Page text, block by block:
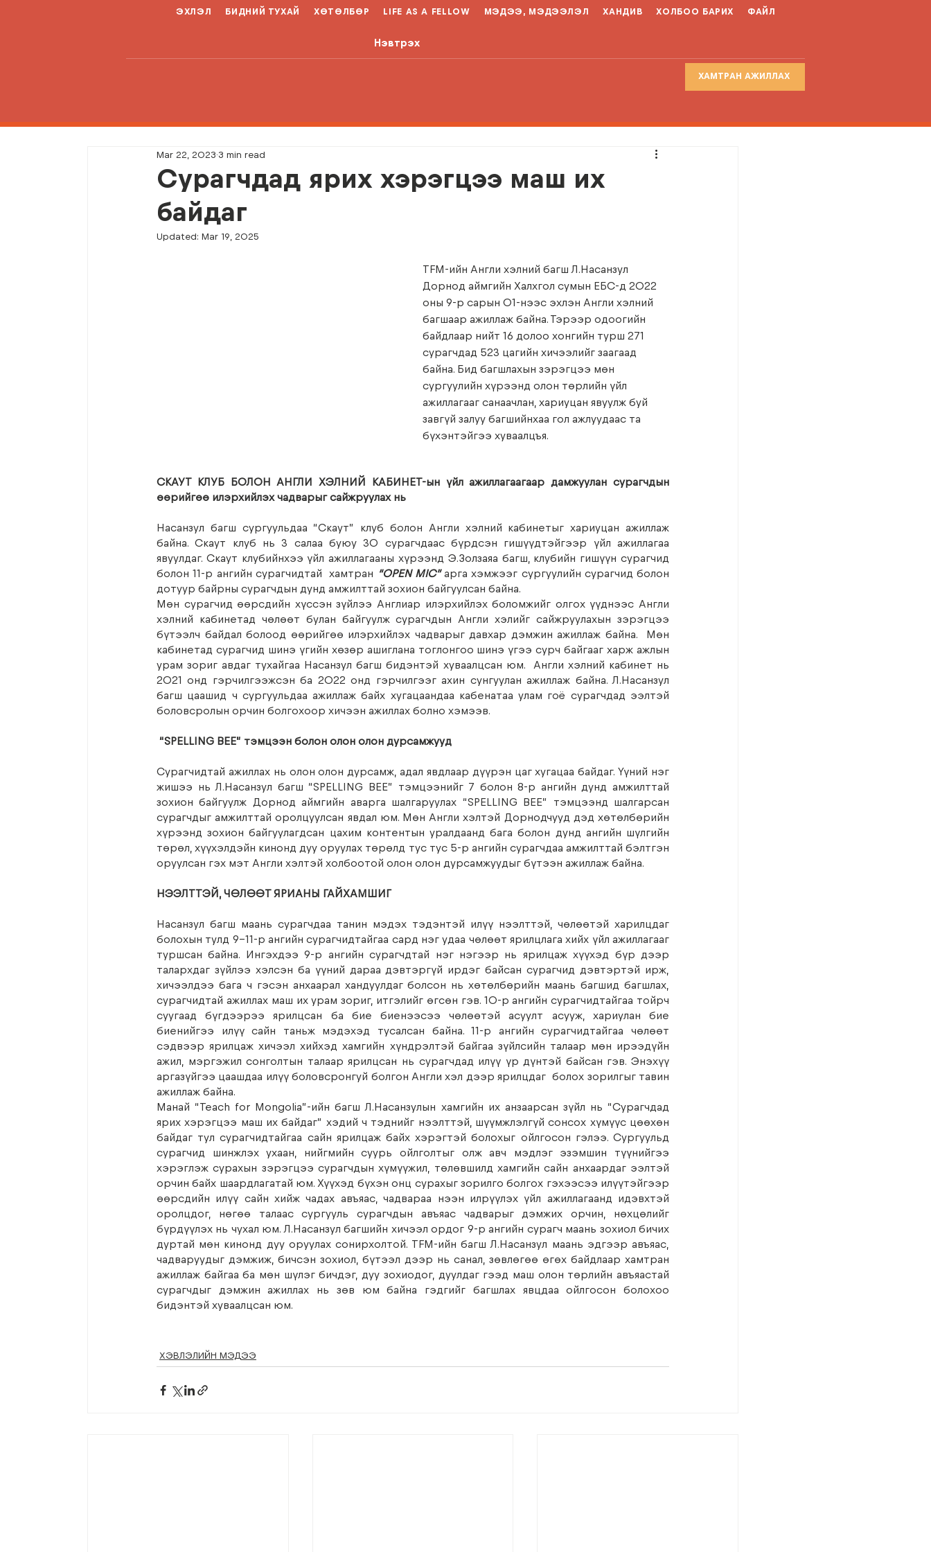
ЭХЛЭЛ БИДНИЙ ТУХАЙ ХӨТӨЛБӨР LIFE AS A FELLOW МЭДЭЭ, МЭДЭЭЛЭЛ ХАНДИВ ХОЛБОО БАРИХ ФАЙЛ
Нэвтрэх
ХАМТРАН АЖИЛЛАХ
Сурагчдад ярих хэрэгцээ маш их
байдаг
Mar 22, 2023 3 min read
Updated: Mar 19, 2025
TFM-ийн Англи хэлний багш Л.Насанзул
Дорнод аймгийн Халхгол сумын ЕБС-д 2022
оны 9-р сарын 01-нээс эхлэн Англи хэлний
багшаар ажиллаж байна. Тэрээр одоогийн
байдлаар нийт 16 долоо хонгийн турш 271
сурагчдад 523 цагийн хичээлийг заагаад
байна. Бид багшлахын зэрэгцээ мөн
сургуулийн хүрээнд олон төрлийн үйл
ажиллагааг санаачлан, хариуцан явуулж буй
завгүй залуу багшийнхаа гол ажлуудаас та
бүхэнтэйгээ хуваалцъя.
СКАУТ КЛУБ БОЛОН АНГЛИ ХЭЛНИЙ КАБИНЕТ-ын үйл ажиллагаагаар дамжуулан сурагчдын
өөрийгөө илэрхийлэх чадварыг сайжруулах нь
Насанзул багш сургуульдаа “Скаут” клуб болон Англи хэлний кабинетыг хариуцан ажиллаж
байна. Скаут клуб нь 3 салаа буюу 30 сурагчдаас бүрдсэн гишүүдтэйгээр үйл ажиллагаа
явуулдаг. Скаут клубийнхээ үйл ажиллагааны хүрээнд Э.Золзаяа багш, клубийн гишүүн сурагчид
болон 11-р ангийн сурагчидтай  хамтран “OPEN MIC” арга хэмжээг сургуулийн сурагчид болон
дотуур байрны сурагчдын дунд амжилттай зохион байгуулсан байна.
Мөн сурагчид өөрсдийн хүссэн зүйлээ Англиар илэрхийлэх боломжийг олгох үүднээс Англи
хэлний кабинетад чөлөөт булан байгуулж сурагчдын Англи хэлийг сайжруулахын зэрэгцээ
бүтээлч байдал болоод өөрийгөө илэрхийлэх чадварыг давхар дэмжин ажиллаж байна.  Мөн
кабинетад сурагчид шинэ үгийн хөзөр ашиглана тоглонгоо шинэ үгээ сурч байгааг харж ажлын
урам зориг авдаг тухайгаа Насанзул багш бидэнтэй хуваалцсан юм.  Англи хэлний кабинет нь
2021 онд гэрчилгээжсэн ба 2022 онд гэрчилгээг ахин сунгуулан ажиллаж байна. Л.Насанзул
багш цаашид ч сургуульдаа ажиллаж байх хугацаандаа кабенатаа улам гоё сурагчдад ээлтэй
боловсролын орчин болгохоор хичээн ажиллах болно хэмээв.
“SPELLING BEE” тэмцээн болон олон олон дурсамжууд
Сурагчидтай ажиллах нь олон олон дурсамж, адал явдлаар дүүрэн цаг хугацаа байдаг. Үүний нэг
жишээ нь Л.Насанзул багш “SPELLING BEE” тэмцээнийг 7 болон 8-р ангийн дунд амжилттай
зохион байгуулж Дорнод аймгийн аварга шалгаруулах “SPELLING BEE” тэмцээнд шалгарсан
сурагчдыг амжилттай оролцуулсан явдал юм. Мөн Англи хэлтэй Дорнодчууд дэд хөтөлбөрийн
хүрээнд зохион байгуулагдсан цахим контентын уралдаанд бага болон дунд ангийн шүлгийн
төрөл, хүүхэлдэйн кинонд дуу оруулах төрөлд тус тус 5-р ангийн сурагчдаа амжилттай бэлтгэн
оруулсан гэх мэт Англи хэлтэй холбоотой олон олон дурсамжуудыг бүтээн ажиллаж байна.
НЭЭЛТТЭЙ, ЧӨЛӨӨТ ЯРИАНЫ ГАЙХАМШИГ
Насанзул багш маань сурагчдаа танин мэдэх тэдэнтэй илүү нээлттэй, чөлөөтэй харилцдаг
болохын тулд 9-11-р ангийн сурагчидтайгаа сард нэг удаа чөлөөт ярилцлага хийх үйл ажиллагааг
туршсан байна. Ингэхдээ 9-р ангийн сурагчдтай нэг нэгээр нь ярилцаж хүүхэд бүр дээр
талархдаг зүйлээ хэлсэн ба үүний дараа дэвтэргүй ирдэг байсан сурагчид дэвтэртэй ирж,
хичээлдээ бага ч гэсэн анхаарал хандуулдаг болсон нь хөтөлбөрийн маань багшид багшлах,
сурагчидтай ажиллах маш их урам зориг, итгэлийг өгсөн гэв. 10-р ангийн сурагчидтайгаа тойрч
суугаад бүгдээрээ ярилцсан ба бие биенээсээ чөлөөтэй асуулт асууж, хариулан бие
биенийгээ илүү сайн таньж мэдэхэд тусалсан байна. 11-р ангийн сурагчидтайгаа чөлөөт
сэдвээр ярилцаж хичээл хийхэд хамгийн хүндрэлтэй байгаа зүйлсийн талаар мөн ирээдүйн
ажил, мэргэжил сонголтын талаар ярилцсан нь сурагчдад илүү үр дүнтэй байсан гэв. Энэхүү
аргазүйгээ цаашдаа илүү боловсронгуй болгон Англи хэл дээр ярилцдаг  болох зорилгыг тавин
ажиллаж байна.
Манай “Teach for Mongolia”-ийн багш Л.Насанзулын хамгийн их анзаарсан зүйл нь “Сурагчдад
ярих хэрэгцээ маш их байдаг” хэдий ч тэднийг нээлттэй, шүүмжлэлгүй сонсох хүмүүс цөөхөн
байдаг тул сурагчидтайгаа сайн ярилцаж байх хэрэгтэй болохыг ойлгосон гэлээ. Сургуульд
сурагчид шинжлэх ухаан, нийгмийн суурь ойлголтыг олж авч мэдлэг эзэмшин түүнийгээ
хэрэглэж сурахын зэрэгцээ сурагчдын хүмүүжил, төлөвшилд хамгийн сайн анхаардаг ээлтэй
орчин байх шаардлагатай юм. Хүүхэд бүхэн онц сурахыг зорилго болгох гэхээсээ илүүтэйгээр
өөрсдийн илүү сайн хийж чадах авъяас, чадвараа нээн илрүүлэх үйл ажиллагаанд идэвхтэй
оролцдог, нөгөө талаас сургууль сурагчдын авъяас чадварыг дэмжих орчин, нөхцөлийг
бүрдүүлэх нь чухал юм. Л.Насанзул багшийн хичээл ордог 9-р ангийн сурагч маань зохиол бичих
дуртай мөн кинонд дуу оруулах сонирхолтой. TFM-ийн багш Л.Насанзул маань эдгээр авъяас,
чадваруудыг дэмжиж, бичсэн зохиол, бүтээл дээр нь санал, зөвлөгөө өгөх байдлаар хамтран
ажиллаж байгаа ба мөн шүлэг бичдэг, дуу зохиодог, дуулдаг гээд маш олон төрлийн авъяастай
сурагчдыг дэмжин ажиллах нь зөв юм байна гэдгийг багшлах явцдаа ойлгосон болохоо
бидэнтэй хуваалцсан юм.
ХЭВЛЭЛИЙН МЭДЭЭ